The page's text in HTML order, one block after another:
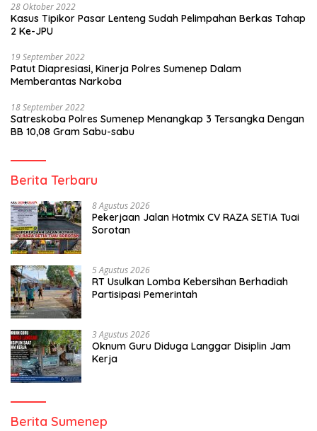
28 Oktober 2022
Kasus Tipikor Pasar Lenteng Sudah Pelimpahan Berkas Tahap
2 Ke-JPU
19 September 2022
Patut Diapresiasi, Kinerja Polres Sumenep Dalam
Memberantas Narkoba
18 September 2022
Satreskoba Polres Sumenep Menangkap 3 Tersangka Dengan
BB 10,08 Gram Sabu-sabu
Berita Terbaru
8 Agustus 2026
Pekerjaan Jalan Hotmix CV RAZA SETIA Tuai
Sorotan
5 Agustus 2026
RT Usulkan Lomba Kebersihan Berhadiah
Partisipasi Pemerintah
3 Agustus 2026
Oknum Guru Diduga Langgar Disiplin Jam
Kerja
Berita Sumenep